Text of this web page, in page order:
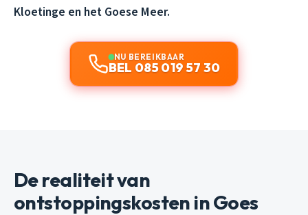
Kloetinge en het Goese Meer.
NU BEREIKBAAR
BEL 085 019 57 30
De realiteit van
ontstoppingskosten in Goes